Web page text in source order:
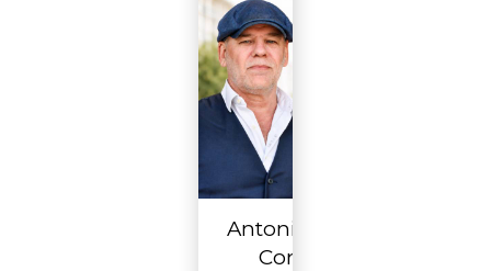
Antonino DA SILVA
Commercial